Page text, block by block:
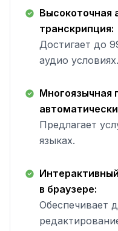
Высокоточная
транскрипция:
Достигает до
аудио условиях.
Многоязычная
Предлагает
языках.
в браузере:
Обеспечивает